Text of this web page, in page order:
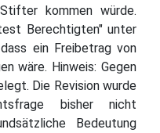
kommen würde.
Berechtigten" unter
ein Freibetrag von
wäre. Hinweis: Gegen
Die Revision wurde
bisher nicht
Bedeutung